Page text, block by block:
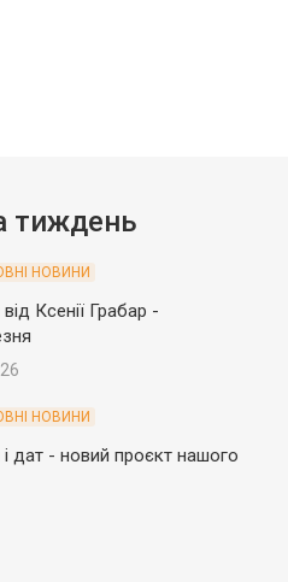
тиждень
НОВИНИ
Ксенії Грабар -
НОВИНИ
дат - новий проєкт нашого